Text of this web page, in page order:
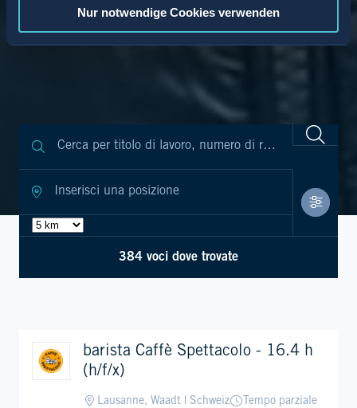
Nur notwendige Cookies verwenden
384 voci dove trovate
barista Caffè Spettacolo - 16.4 h
(h/f/x)
Lausanne, Waadt | Schweiz
Tempo parziale